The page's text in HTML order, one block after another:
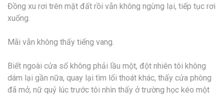
Đồng xu rơi trên mặt đất rồi vẫn không ngừng lại, tiếp tục rơi
xuống.
Mãi vẫn không thấy tiếng vang.
Biết ngoài cửa sổ không phải lầu một, đột nhiên tôi không
dám lại gần nữa, quay lại tìm lối thoát khác, thấy cửa phòng
đã mở, nữ quỷ lúc trước tôi nhìn thấy ở trường học kéo một